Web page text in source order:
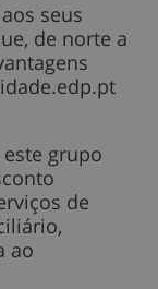
seus
de norte a
este grupo
de
ao